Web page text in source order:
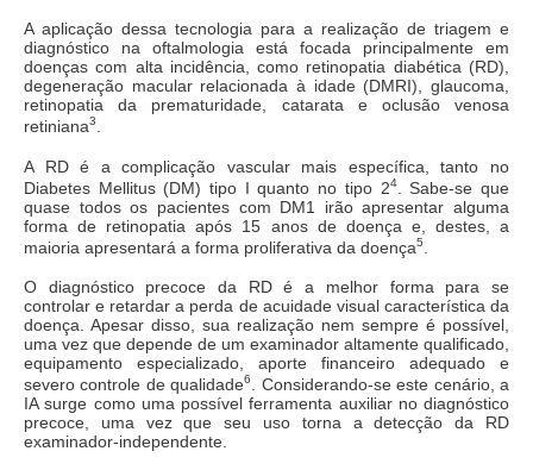
A aplicação dessa tecnologia para a realização de triagem e
diagnóstico na oftalmologia está focada principalmente em
doenças com alta incidência, como retinopatia diabética (RD),
degeneração macular relacionada à idade (DMRI), glaucoma,
retinopatia da prematuridade, catarata e oclusão venosa
retiniana3
A RD é a complicação vascular mais específica, tanto no
Diabetes Mellitus (DM) tipo I quanto no tipo 24. Sabe-se que
quase todos os pacientes com DM1 irão apresentar alguma
forma de retinopatia após 15 anos de doença e, destes, a
maioria apresentará a forma proliferativa da doença5
O diagnóstico precoce da RD é a melhor forma para se
controlar e retardar a perda de acuidade visual característica da
doença. Apesar disso, sua realização nem sempre é possível,
uma vez que depende de um examinador altamente qualificado,
equipamento especializado, aporte financeiro adequado e
severo controle de qualidade6
. Considerando-se este cenário, a
IA surge como uma possível ferramenta auxiliar no diagnóstico
precoce, uma vez que seu uso torna a detecção da RD
examinador-independente.